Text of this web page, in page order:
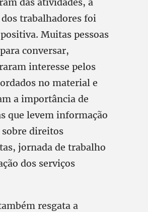
dos trabalhadores foi
Muitas pessoas
conversar,
interesse pelos
no material e
a importância de
que levem informação
sobre direitos
jornada de trabalho
dos serviços
resgata a